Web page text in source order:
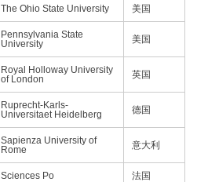
The Ohio State University 美国
Pennsylvania State
University
美国
Royal Holloway University
of London
英国
Ruprecht-Karls-
Universitaet Heidelberg
德国
Sapienza University of
Rome
意大利
Sciences Po 法国